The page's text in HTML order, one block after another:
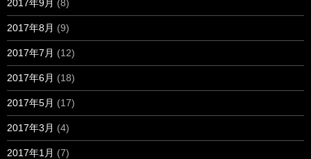
2017年9月 (8)
2017年8月 (9)
2017年7月 (12)
2017年6月 (18)
2017年5月 (17)
2017年3月 (4)
2017年1月 (7)